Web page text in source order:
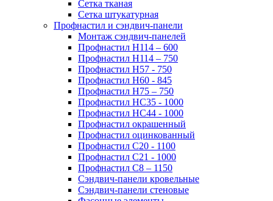
Сетка тканая
Сетка штукатурная
Профнастил и сэндвич-панели
Монтаж сэндвич-панелей
Профнастил Н114 – 600
Профнастил Н114 – 750
Профнастил Н57 - 750
Профнастил Н60 - 845
Профнастил Н75 – 750
Профнастил НС35 - 1000
Профнастил НС44 - 1000
Профнастил окрашенный
Профнастил оцинкованный
Профнастил С20 - 1100
Профнастил С21 - 1000
Профнастил С8 – 1150
Сэндвич-панели кровельные
Сэндвич-панели стеновые